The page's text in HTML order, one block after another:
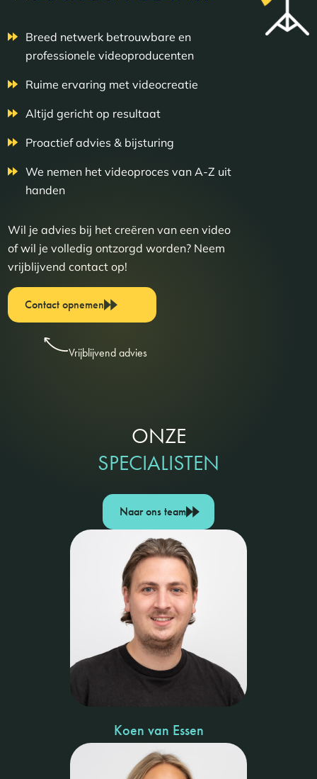
Breed netwerk betrouwbare en
professionele videoproducenten
Ruime ervaring met videocreatie
Altijd gericht op resultaat
Proactief advies & bijsturing
We nemen het videoproces van A-Z uit
handen
Wil je advies bij het creëren van een video
of wil je volledig ontzorgd worden? Neem
vrijblijvend contact op!
Contact opnemen
Vrijblijvend advies
ONZE
SPECIALISTEN
Naar ons team
Koen van Essen